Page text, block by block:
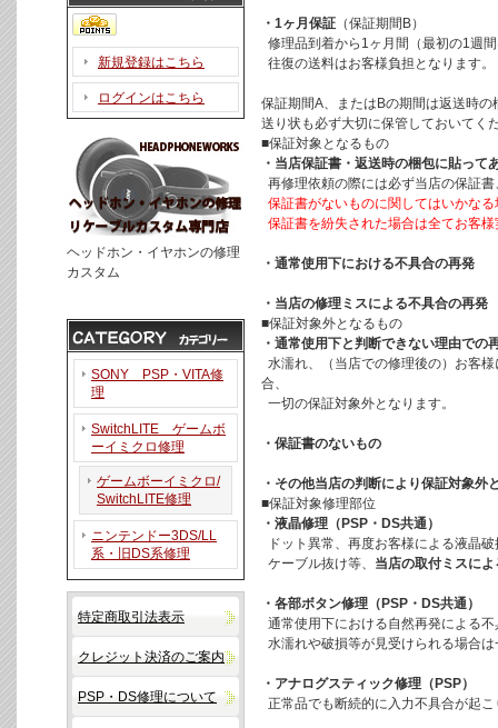
新規登録はこちら
ログインはこちら
ヘッドホン・イヤホンの修理
カスタム
SONY PSP・VITA修
理
SwitchLITE ゲームボ
ーイミクロ修理
ゲームボーイミクロ/
SwitchLITE修理
ニンテンドー3DS/LL
系・旧DS系修理
特定商取引法表示
クレジット決済のご案内
PSP・DS修理について
・1ヶ月保証 （保証期間B）
修理品到着から1ヶ月間（最初の1週
往復の送料はお客様負担となります。
保証期間A、またはBの期間は返送時
送り状も必ず大切に保管しておいてく
■保証対象となるもの
・当店保証書・返送時の梱包に貼って
再修理依頼の際には必ず当店の保証
保証書がないものに関してはいかな
保証書を紛失された場合は全てお客
・通常使用下における不具合の再発
・当店の修理ミスによる不具合の再発
■保証対象外となるもの
・通常使用下と判断できない理由での
水濡れ、（当店での修理後の）お客
合、
一切の保証対象外となります。
・保証書のないもの
・その他当店の判断により保証対象外
■保証対象修理部位
・液晶修理（PSP・DS共通）
ドット異常、再度お客様による液晶
ケーブル抜け等、 当店の取付ミスに
・各部ボタン修理（PSP・DS共通）
通常使用下における自然再発による
水濡れや破損等が見受けられる場合
・アナログスティック修理（PSP）
正常品でも断続的に入力不具合が起こ